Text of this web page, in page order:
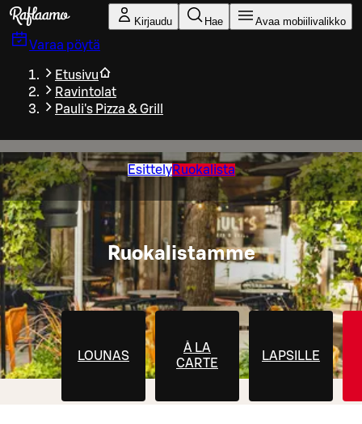
Siirry pääsisältöön
Kirjaudu Hae Avaa mobiilivalikko
Varaa pöytä
Etusivu
Ravintolat
Pauli's Pizza & Grill
EsittelyRuokalista
Ruokalistamme
LOUNAS
À LA
CARTE
LAPSILLE